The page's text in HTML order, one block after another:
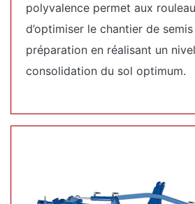
polyvalence permet aux
d’optimiser le chantier de
préparation en réalisant un
consolidation du sol optimum.